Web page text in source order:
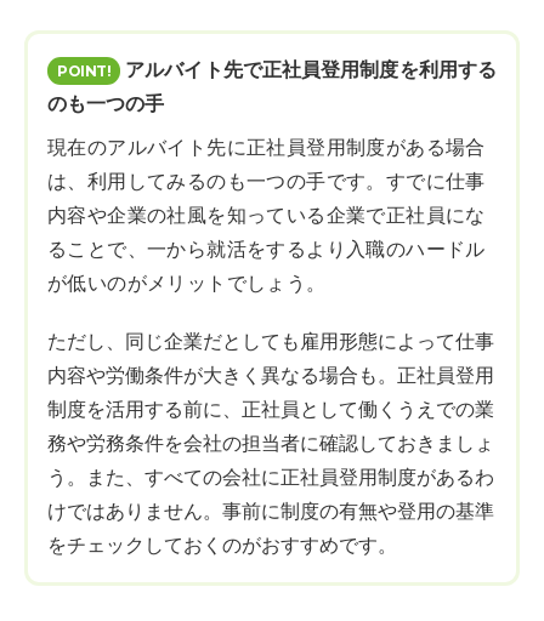
アルバイト先で正社員登用制度を利用する
のも一つの手
現在のアルバイト先に正社員登用制度がある場合
は、利用してみるのも一つの手です。すでに仕事
内容や企業の社風を知っている企業で正社員にな
ることで、一から就活をするより入職のハードル
が低いのがメリットでしょう。
ただし、同じ企業だとしても雇用形態によって仕事
内容や労働条件が大きく異なる場合も。正社員登用
制度を活用する前に、正社員として働くうえでの業
務や労務条件を会社の担当者に確認しておきましょ
う。また、すべての会社に正社員登用制度があるわ
けではありません。事前に制度の有無や登用の基準
をチェックしておくのがおすすめです。